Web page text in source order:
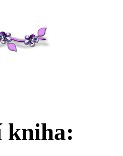
kniha: